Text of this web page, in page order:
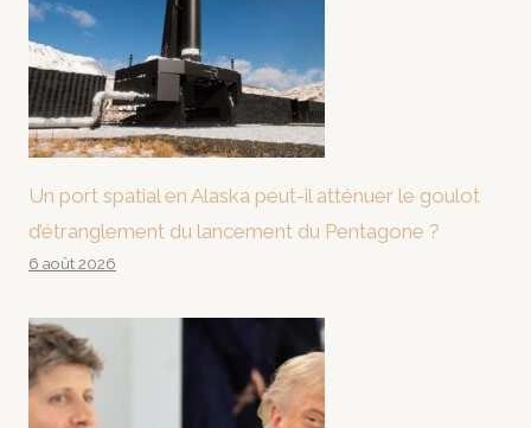
Un port spatial en Alaska peut-il atténuer le goulot
d’étranglement du lancement du Pentagone ?
6 août 2026